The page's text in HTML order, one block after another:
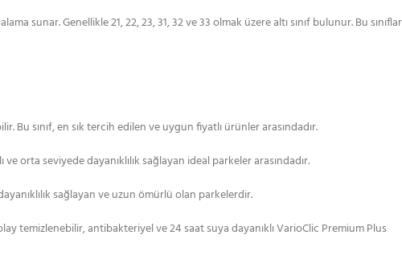
sunar. Genellikle 21, 22, 23, 31, 32 ve 33 olmak üzere altı sınıf bulunur. Bu sınıflar
Bu sınıf, en sık tercih edilen ve uygun fiyatlı ürünler arasındadır.
orta seviyede dayanıklılık sağlayan ideal parkeler arasındadır.
sağlayan ve uzun ömürlü olan parkelerdir.
temizlenebilir, antibakteriyel ve 24 saat suya dayanıklı VarioClic Premium Plus